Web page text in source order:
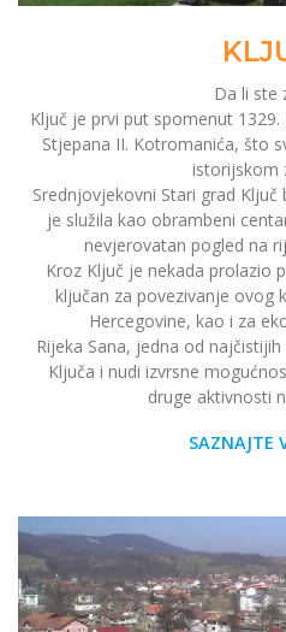
Da li ste
Ključ je prvi put spomenut
Stjepana II. Kotromanića, što
istorijskom
Srednjovjekovni Stari grad
je služila kao obrambeni
nevjerovatan pogled na
Kroz Ključ je nekada prolazio
ključan za povezivanje ovog
Hercegovine, kao i za
Rijeka Sana, jedna od
Ključa i nudi izvrsne
druge aktivnosti
SAZNAJTE